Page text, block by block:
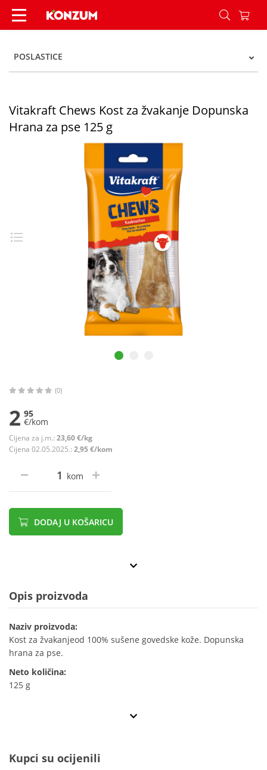
Vitakraft Chews Kost za žvakanje Dopunska
POSLASTICE
Vitakraft Chews Kost za žvakanje Dopunska
Hrana za pse 125 g
(0)
2 95
€/kom
Cijena za j.m.: 23,60 €/kg
Cijena 02.05.2025.: 2,95 €/kom
kom
DODAJ U KOŠARICU
Opis proizvoda
Naziv proizvoda:
Kost za žvakanjeod 100% sušene govedske kože. Dopunska
hrana za pse.
Neto količina:
125 g
Kupci su ocijenili